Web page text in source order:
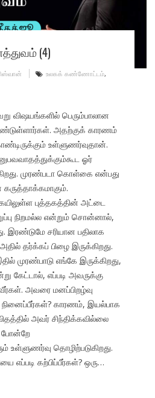
(4)
உலகக் கண்ணோட்டம்,
விஷயங்களில் பெரும்பாலான
அதற்குக் காரணம்
உள்ளுணர்வுதான்.
ஓர்
முரண்படா கொள்கை என்பது
புத்தகத்தின் அட்டை
நிறமல்ல என்றும் சொன்னால்,
இரண்டுமே சரியான பதிலாக
தர்க்கப் பிழை இருக்கிறது.
முரண்பாடு எங்கே இருக்கிறது,
கேட்டால், எப்படி அவருக்கு
அவரை மனப்பிறழ்வு
காரணம், இயல்பாக
அவர் சிந்திக்கவில்லை
போன்றே
உள்ளுணர்வு தொழிற்படுகிறது.
எப்படி கற்பிப்பீர்கள்? ஒரு…